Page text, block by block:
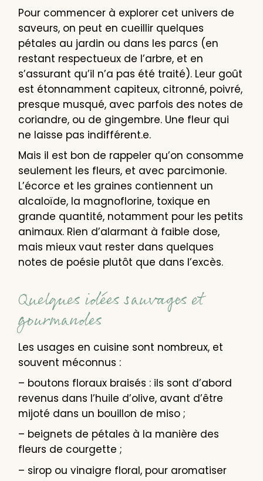
Pour commencer à explorer cet univers de
saveurs, on peut en cueillir quelques
pétales au jardin ou dans les parcs (en
restant respectueux de l’arbre, et en
s’assurant qu’il n’a pas été traité). Leur goût
est étonnamment capiteux, citronné, poivré,
presque musqué, avec parfois des notes de
coriandre, ou de gingembre. Une fleur qui
ne laisse pas indifférent.e.
Mais il est bon de rappeler qu’on consomme
seulement les fleurs, et avec parcimonie.
L’écorce et les graines contiennent un
alcaloïde, la magnoflorine, toxique en
grande quantité, notamment pour les petits
animaux. Rien d’alarmant à faible dose,
mais mieux vaut rester dans quelques
notes de poésie plutôt que dans l’excès.
Quelques idées sauvages et
gourmandes
Les usages en cuisine sont nombreux, et
souvent méconnus :
– boutons floraux braisés : ils sont d’abord
revenus dans l’huile d’olive, avant d’être
mijoté dans un bouillon de miso ;
– beignets de pétales à la manière des
fleurs de courgette ;
– sirop ou vinaigre floral, pour aromatiser